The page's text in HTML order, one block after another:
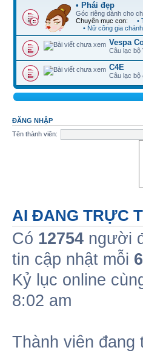
• Phái đẹp
Góc riêng dành cho
Chuyên mục con:
•
• Nữ công gia chánh
Vespa
Câu lạc bộ
C4E
Câu lạc bộ
ĐĂNG NHẬP
Tên thành viên:
AI ĐANG TRỰC
Có 12754 người
tin cập nhật mỗi
Kỷ lục online
8:02 am
Thành viên đang